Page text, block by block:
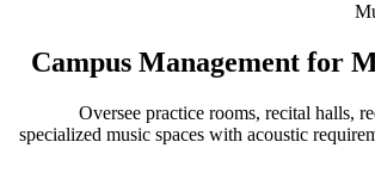
Campus Management for
Oversee practice rooms, recital halls,
specialized music spaces with acoustic